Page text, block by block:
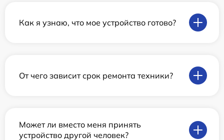
Как я узнаю, что мое устройство готово?
От чего зависит срок ремонта техники?
Может ли вместо меня принять
устройство другой человек?